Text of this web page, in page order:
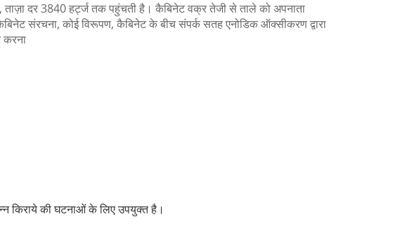
दर 3840 हर्ट्ज तक पहुंचती है। कैबिनेट वक्र तेजी से ताले को अपनाता
संरचना, कोई विरूपण, कैबिनेट के बीच संपर्क सतह एनोडिक ऑक्सीकरण द्वारा
करना
किराये की घटनाओं के लिए उपयुक्त है।